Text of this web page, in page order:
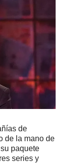
de
de la mano de
paquete
series y